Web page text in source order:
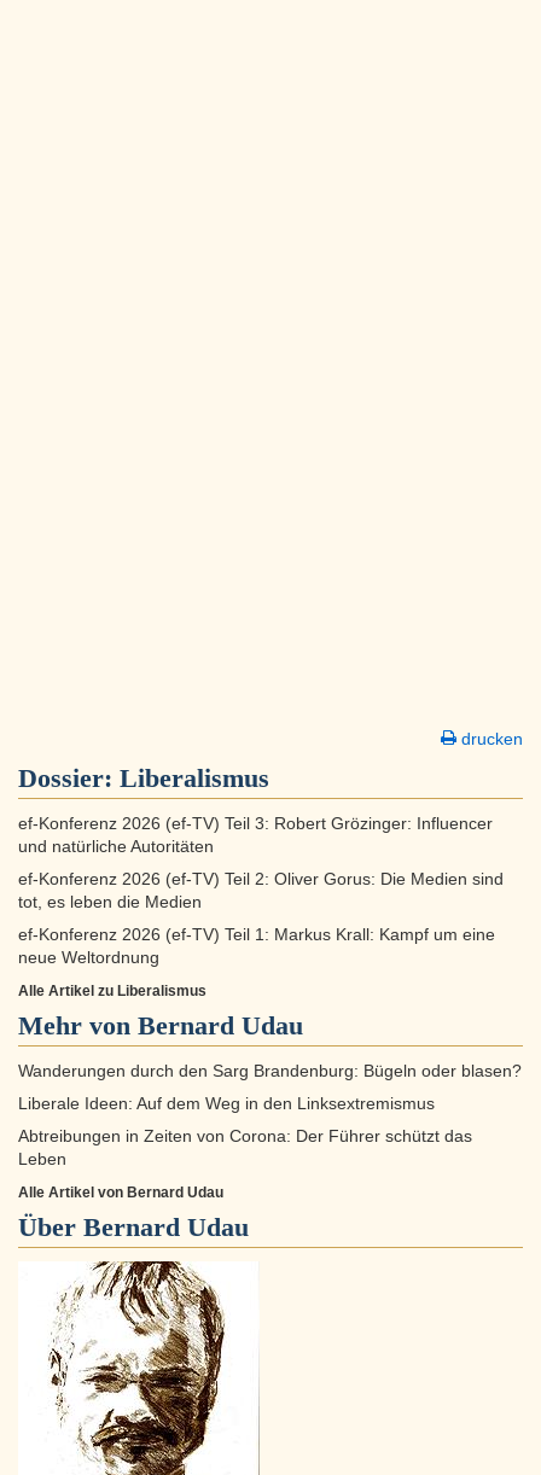
drucken
Dossier: Liberalismus
ef-Konferenz 2026 (ef-TV) Teil 3: Robert Grözinger: Influencer
und natürliche Autoritäten
ef-Konferenz 2026 (ef-TV) Teil 2: Oliver Gorus: Die Medien sind
tot, es leben die Medien
ef-Konferenz 2026 (ef-TV) Teil 1: Markus Krall: Kampf um eine
neue Weltordnung
Alle Artikel zu Liberalismus
Mehr von Bernard Udau
Wanderungen durch den Sarg Brandenburg: Bügeln oder blasen?
Liberale Ideen: Auf dem Weg in den Linksextremismus
Abtreibungen in Zeiten von Corona: Der Führer schützt das
Leben
Alle Artikel von Bernard Udau
Über Bernard Udau